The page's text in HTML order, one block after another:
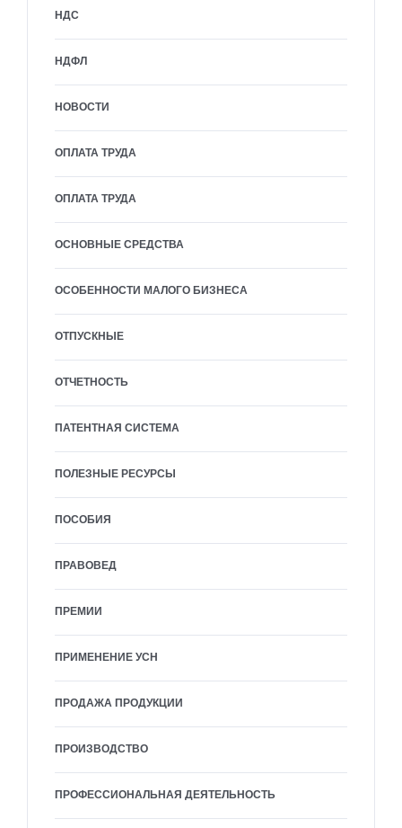
НДС
НДФЛ
НОВОСТИ
ОПЛАТА ТРУДА
ОПЛАТА ТРУДА
ОСНОВНЫЕ СРЕДСТВА
ОСОБЕННОСТИ МАЛОГО БИЗНЕСА
ОТПУСКНЫЕ
ОТЧЕТНОСТЬ
ПАТЕНТНАЯ СИСТЕМА
ПОЛЕЗНЫЕ РЕСУРСЫ
ПОСОБИЯ
ПРАВОВЕД
ПРЕМИИ
ПРИМЕНЕНИЕ УСН
ПРОДАЖА ПРОДУКЦИИ
ПРОИЗВОДСТВО
ПРОФЕССИОНАЛЬНАЯ ДЕЯТЕЛЬНОСТЬ